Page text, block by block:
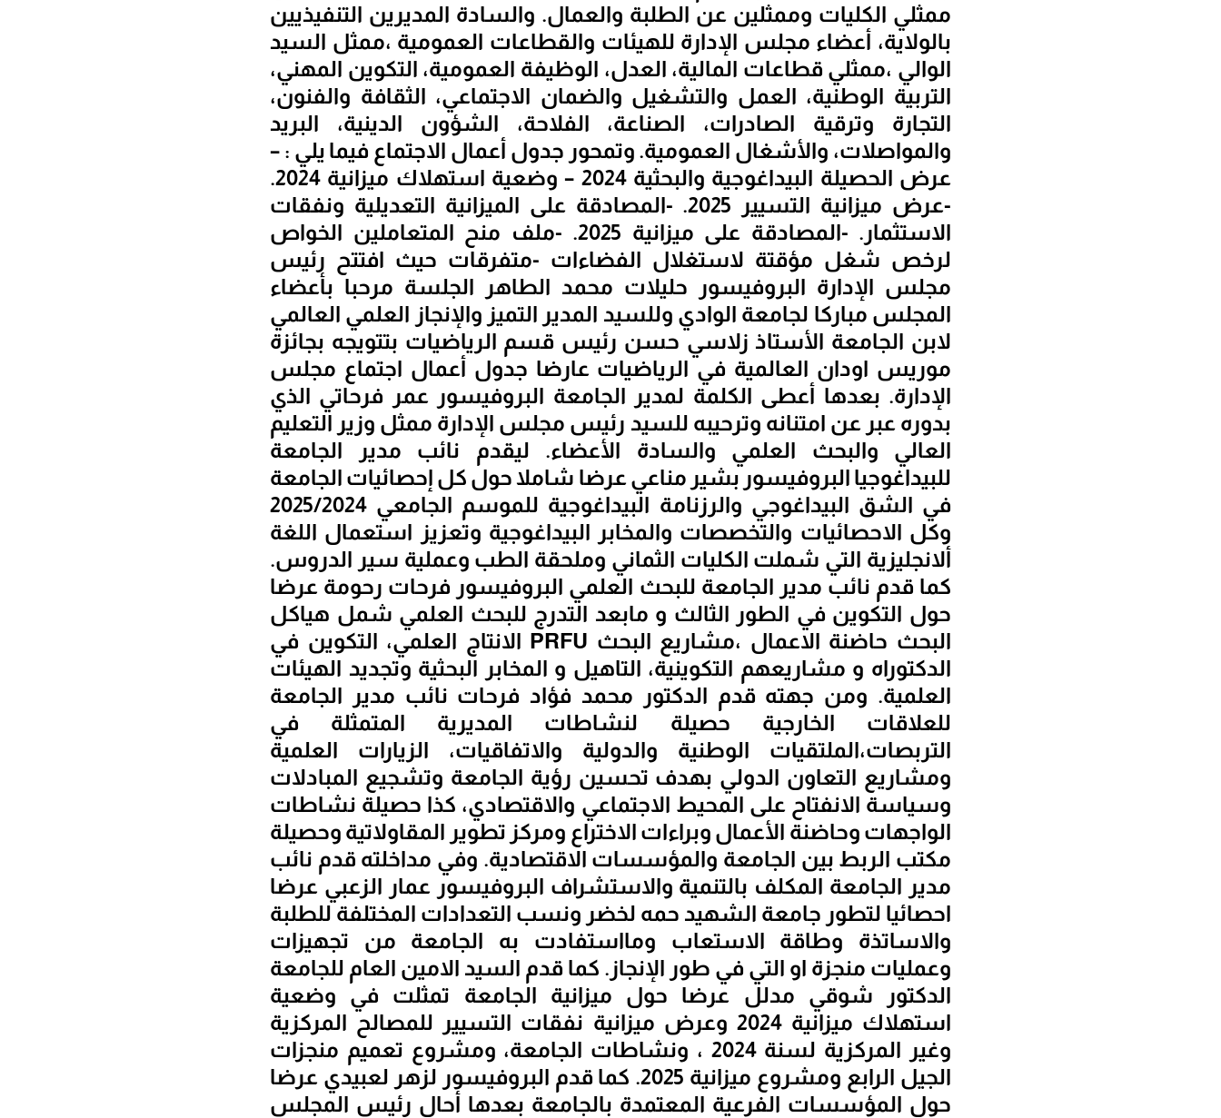
ممثلي الكليات وممثلين عن الطلبة والعمال. والسادة المديرين التنفيذيين
بالولاية، أعضاء مجلس الإدارة للهيئات والقطاعات العمومية ،ممثل السيد
الوالي ،ممثلي قطاعات المالية، العدل، الوظيفة العمومية، التكوين المهني،
التربية الوطنية، العمل والتشغيل والضمان الاجتماعي، الثقافة والفنون،
التجارة وترقية الصادرات، الصناعة، الفلاحة، الشؤون الدينية، البريد
والمواصلات، والأشغال العمومية. وتمحور جدول أعمال الاجتماع فيما يلي : –
عرض الحصيلة البيداغوجية والبحثية 2024 – وضعية استهلاك ميزانية 2024.
-عرض ميزانية التسيير 2025. -المصادقة على الميزانية التعديلية ونفقات
الاستثمار. -المصادقة على ميزانية 2025. -ملف منح المتعاملين الخواص
لرخص شغل مؤقتة لاستغلال الفضاءات -متفرقات حيث افتتح رئيس
مجلس الإدارة البروفيسور حليلات محمد الطاهر الجلسة مرحبا بأعضاء
المجلس مباركا لجامعة الوادي وللسيد المدير التميز والإنجاز العلمي العالمي
لابن الجامعة الأستاذ زلاسي حسن رئيس قسم الرياضيات بتتويجه بجائزة
موريس اودان العالمية في الرياضيات عارضا جدول أعمال اجتماع مجلس
الإدارة. بعدها أعطى الكلمة لمدير الجامعة البروفيسور عمر فرحاتي الذي
بدوره عبر عن امتنانه وترحيبه للسيد رئيس مجلس الإدارة ممثل وزير التعليم
العالي والبحث العلمي والسادة الأعضاء. ليقدم نائب مدير الجامعة
للبيداغوجيا البروفيسور بشير مناعي عرضا شاملا حول كل إحصائيات الجامعة
في الشق البيداغوجي والرزنامة البيداغوجية للموسم الجامعي 2025/2024
وكل الاحصائيات والتخصصات والمخابر البيداغوجية وتعزيز استعمال اللغة
ألانجليزية التي شملت الكليات الثماني وملحقة الطب وعملية سير الدروس.
كما قدم نائب مدير الجامعة للبحث العلمي البروفيسور فرحات رحومة عرضا
حول التكوين في الطور الثالث و مابعد التدرج للبحث العلمي شمل هياكل
البحث حاضنة الاعمال ،مشاريع البحث PRFU الانتاج العلمي، التكوين في
الدكتوراه و مشاريعهم التكوينية، التاهيل و المخابر البحثية وتجديد الهيئات
العلمية. ومن جهته قدم الدكتور محمد فؤاد فرحات نائب مدير الجامعة
للعلاقات الخارجية حصيلة لنشاطات المديرية المتمثلة في
التربصات،الملتقيات الوطنية والدولية والاتفاقيات، الزيارات العلمية
ومشاريع التعاون الدولي بهدف تحسين رؤية الجامعة وتشجيع المبادلات
وسياسة الانفتاح على المحيط الاجتماعي والاقتصادي، كذا حصيلة نشاطات
الواجهات وحاضنة الأعمال وبراءات الاختراع ومركز تطوير المقاولاتية وحصيلة
مكتب الربط بين الجامعة والمؤسسات الاقتصادية. وفي مداخلته قدم نائب
مدير الجامعة المكلف بالتنمية والاستشراف البروفيسور عمار الزعبي عرضا
احصائيا لتطور جامعة الشهيد حمه لخضر ونسب التعدادات المختلفة للطلبة
والاساتذة وطاقة الاستعاب ومااستفادت به الجامعة من تجهيزات
وعمليات منجزة او التي في طور الإنجاز. كما قدم السيد الامين العام للجامعة
الدكتور شوقي مدلل عرضا حول ميزانية الجامعة تمثلت في وضعية
استهلاك ميزانية 2024 وعرض ميزانية نفقات التسيير للمصالح المركزية
وغير المركزية لسنة 2024 ، ونشاطات الجامعة، ومشروع تعميم منجزات
الجيل الرابع ومشروع ميزانية 2025. كما قدم البروفيسور لزهر لعبيدي عرضا
حول المؤسسات الفرعية المعتمدة بالجامعة بعدها أحال رئيس المجلس